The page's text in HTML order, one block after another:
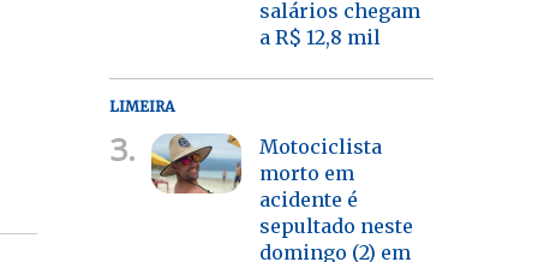
salários chegam
a R$ 12,8 mil
LIMEIRA
3.
Motociclista
morto em
acidente é
sepultado neste
domingo (2) em